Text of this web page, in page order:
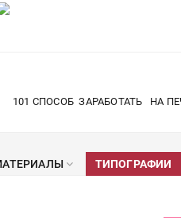
101 СПОСОБ ЗАРАБОТАТЬ НА
ТИПОГРАФИИ